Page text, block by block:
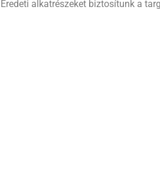
Eredeti alkatrészeket biztosítunk a